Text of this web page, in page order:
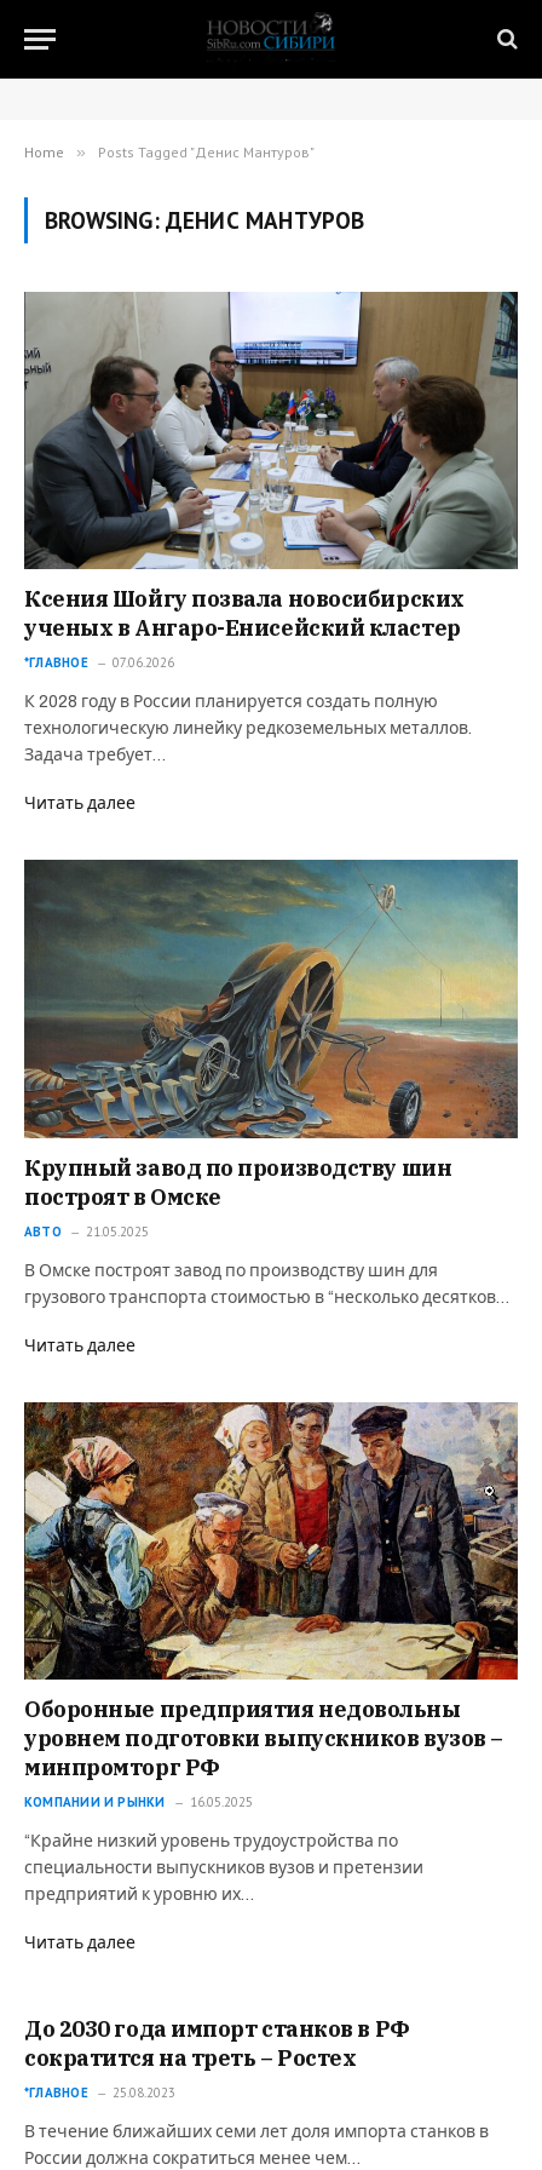
Home » Posts Tagged "Денис Мантуров"
BROWSING: ДЕНИС МАНТУРОВ
Ксения Шойгу позвала новосибирских
ученых в Ангаро-Енисейский кластер
*ГЛАВНОЕ 07.06.2026
К 2028 году в России планируется создать полную
технологическую линейку редкоземельных металлов.
Задача требует…
Читать далее
Крупный завод по производству шин
построят в Омске
АВТО 21.05.2025
В Омске построят завод по производству шин для
грузового транспорта стоимостью в “несколько десятков…
Читать далее
Оборонные предприятия недовольны
уровнем подготовки выпускников вузов –
минпромторг РФ
КОМПАНИИ И РЫНКИ 16.05.2025
“Крайне низкий уровень трудоустройства по
специальности выпускников вузов и претензии
предприятий к уровню их…
Читать далее
До 2030 года импорт станков в РФ
сократится на треть – Ростех
*ГЛАВНОЕ 25.08.2023
В течение ближайших семи лет доля импорта станков в
России должна сократиться менее чем…